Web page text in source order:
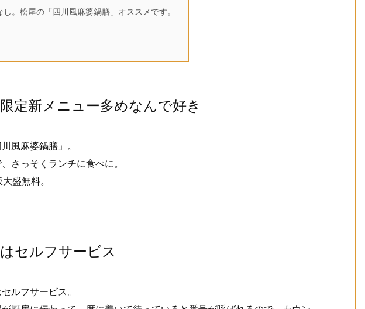
。松屋の「四川風麻婆鍋膳」オススメです。
定新メニュー多めなんで好き
風麻婆鍋膳」。
さっそくランチに食べに。
盛無料。
セルフサービス
ルフサービス。